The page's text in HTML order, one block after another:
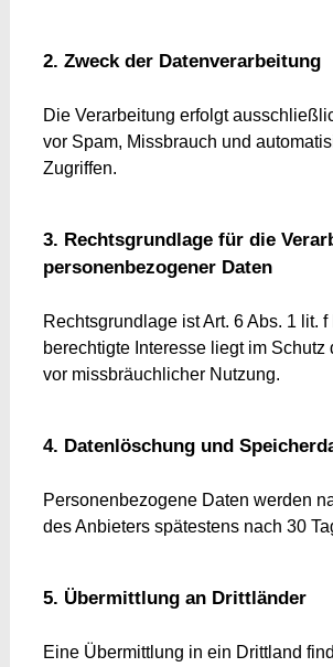
2. Zweck der Datenverarbeitung
Die Verarbeitung erfolgt
vor Spam, Missbrauch und
Zugriffen.
3. Rechtsgrundlage für die
personenbezogener Daten
Rechtsgrundlage ist Art. 6 Abs. 1 lit.
berechtigte Interesse liegt im Schutz
vor missbräuchlicher Nutzung.
4. Datenlöschung und
Personenbezogene Daten werden
des Anbieters spätestens nach 30
5. Übermittlung an Drittländer
Eine Übermittlung in ein Drittland